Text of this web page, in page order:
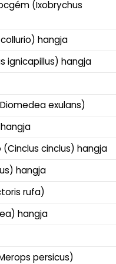
(Ixobrychus
hangja
ignicapillus) hangja
exulans)
(Cinclus cinclus) hangja
hangja
rufa)
hangja
persicus)